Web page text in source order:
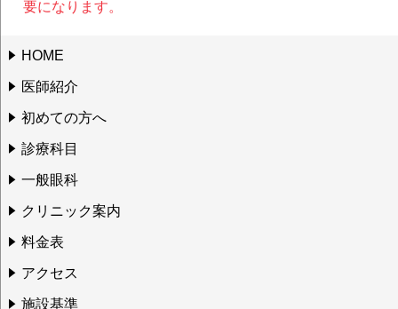
要になります。
HOME
医師紹介
初めての方へ
診療科目
一般眼科
クリニック案内
料金表
アクセス
施設基準